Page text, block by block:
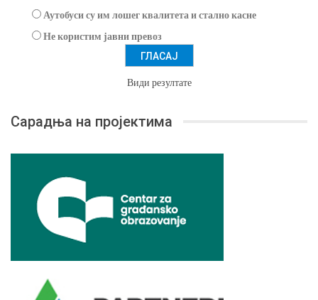
Аутобуси су им лошег квалитета и стално касне
Не користим јавни превоз
Види резултате
Сарадња на пројектима